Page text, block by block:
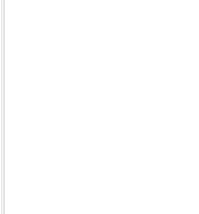
нормативно-методической
задолженности
задолженности
ТМЦ/инструмент